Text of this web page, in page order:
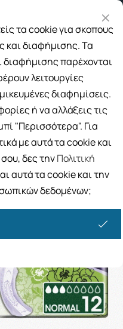
άνω των 49€
/ Σερβιέτες
τα cookie για σκοπούς
και διαφήμισης. Τα
διαφήμισης παρέχονται
λειτουργίες
διαφημίσεις.
ή να αλλάξεις τις
"Περισσότερα". Για
με αυτά τα cookie και
δες τηνΠολιτική
αυτά τα cookie και την
δεδομένων;